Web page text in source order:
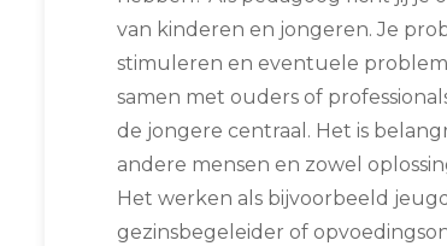
van kinderen en jongeren. Je
stimuleren en eventuele
samen met ouders of
de jongere centraal. Het is
andere mensen en zowel
Het werken als bijvoorbeeld
gezinsbegeleider of